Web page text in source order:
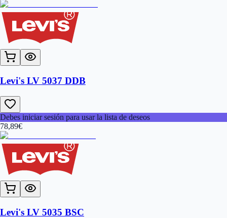
Levi's LV 5037 DDB
Debes iniciar sesión para usar la lista de deseos
78,89€
Levi's LV 5035 BSC